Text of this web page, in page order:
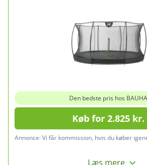
Den bedste pris hos
Køb for 2.825 kr.
Annonce:Vi får kommission, hvis du køber
Læs mere